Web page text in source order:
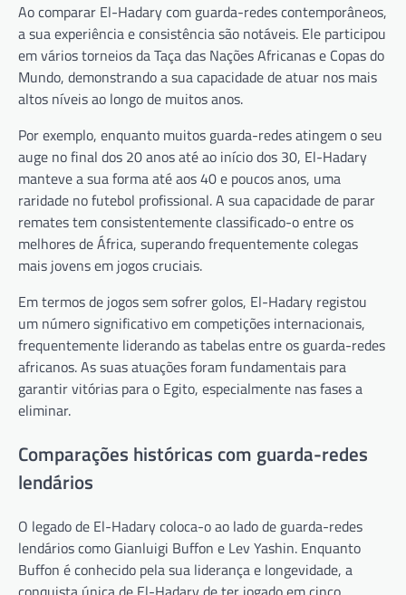
Ao comparar El-Hadary com guarda-redes contemporâneos,
a sua experiência e consistência são notáveis. Ele participou
em vários torneios da Taça das Nações Africanas e Copas do
Mundo, demonstrando a sua capacidade de atuar nos mais
altos níveis ao longo de muitos anos.
Por exemplo, enquanto muitos guarda-redes atingem o seu
auge no final dos 20 anos até ao início dos 30, El-Hadary
manteve a sua forma até aos 40 e poucos anos, uma
raridade no futebol profissional. A sua capacidade de parar
remates tem consistentemente classificado-o entre os
melhores de África, superando frequentemente colegas
mais jovens em jogos cruciais.
Em termos de jogos sem sofrer golos, El-Hadary registou
um número significativo em competições internacionais,
frequentemente liderando as tabelas entre os guarda-redes
africanos. As suas atuações foram fundamentais para
garantir vitórias para o Egito, especialmente nas fases a
eliminar.
Comparações históricas com guarda-redes
lendários
O legado de El-Hadary coloca-o ao lado de guarda-redes
lendários como Gianluigi Buffon e Lev Yashin. Enquanto
Buffon é conhecido pela sua liderança e longevidade, a